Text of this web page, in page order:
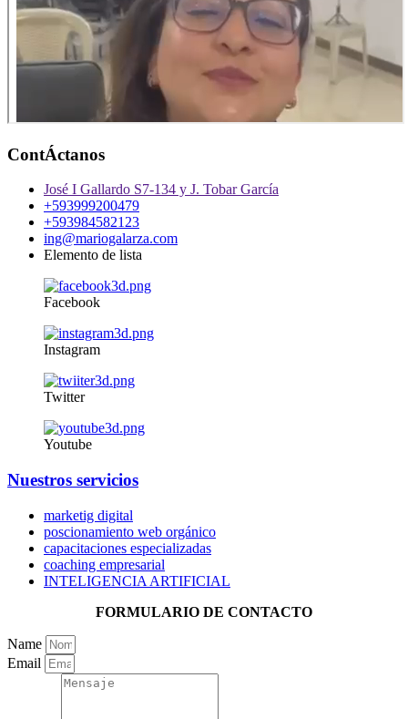
ContÁctanos
José I Gallardo S7-134 y J. Tobar García
+593999200479
+593984582123
ing@mariogalarza.com
Elemento de lista
Facebook
Instagram
Twitter
Youtube
Nuestros servicios
marketig digital
poscionamiento web orgánico
capacitaciones especializadas
coaching empresarial
INTELIGENCIA ARTIFICIAL
FORMULARIO DE CONTACTO
Name
Email